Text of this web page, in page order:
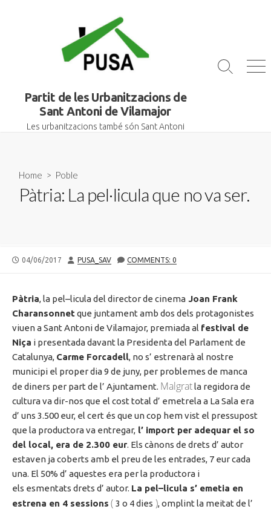
Partit de les Urbanitzacions de
Sant Antoni de Vilamajor
Les urbanitzacions també són Sant Antoni
Search
Home > Poble
Pàtria: La pel·licula que no va ser.
PUBLISHED
04/06/2017 AUTHOR
PUSA_SAV COMMENTS: 0
Pàtria, la pel–liculadel director de cinema Joan Frank
Charansonnetque juntament amb dos dels protagonistes
viuen a Sant Antoni de Vilamajor, premiada al festival de
Niça i presentada davant la Presidenta del Parlament de
Catalunya, Carme Forcadell, no s’ estrenaràal nostre
municipi el proper dia9 de juny, per problemes de manca
de diners per part de l’ Ajuntament. Malgratla regidora de
cultura va dir-nos que el cost total d’ emetrelaa La Sala era
d’ uns 3.500 eur, el cert és que un cop hem vist el pressupost
que la productora va entregar, l’ import per adequar el so
del local, era de 2.300 eur. Els cànons de drets d’ autor
estaven ja coberts amb el preu de les entrades, 7 eurcada
una. El 50% d’ aquestes era per la productora i
els esmentats drets d’ autor. La pel–licula s’ emetia en
estrena en 4 sessions ( 3 o 4 dies ), omplint la meitat de l’